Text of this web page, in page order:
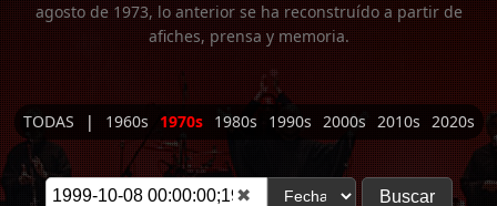
agosto de 1973, lo anterior se ha reconstruído a partir de
afiches, prensa y memoria.
TODAS | 1960s 1970s 1980s 1990s 2000s 2010s 2020s
✖